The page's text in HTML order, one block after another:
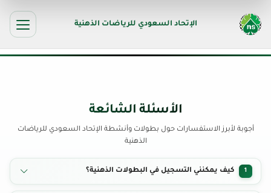
الإتحاد السعودي للرياضات الذهنية
الأسئلة الشائعة
أجوبة لأبرز الاستفسارات حول بطولات وأنشطة الإتحاد السعودي للرياضات
الذهنية
1 كيف يمكنني التسجيل في البطولات الذهنية؟